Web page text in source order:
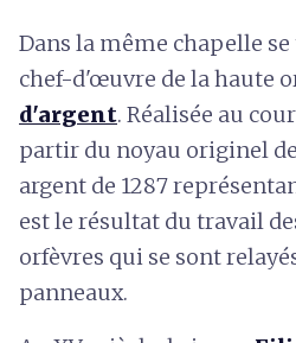
Dans la même chapelle
chef-d'œuvre de la haute
d'argent. Réalisée au
partir du noyau originel
argent de 1287
est le résultat du travail
orfèvres qui se sont
panneaux.